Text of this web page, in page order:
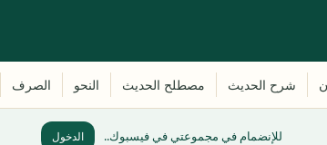
للإنضمام في مجموعتي في فيسبوك.. الدخول